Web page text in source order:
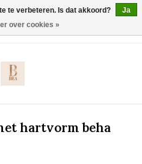
hartvorm beha
te verbeteren. Is dat akkoord?
Ja
over cookies »
met EU maten. .